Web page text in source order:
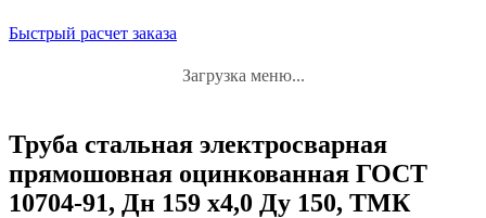
Быстрый расчет заказа
Загрузка меню...
Труба стальная электросварная
прямошовная оцинкованная ГОСТ
10704-91, Дн 159 х4,0 Ду 150, ТМК